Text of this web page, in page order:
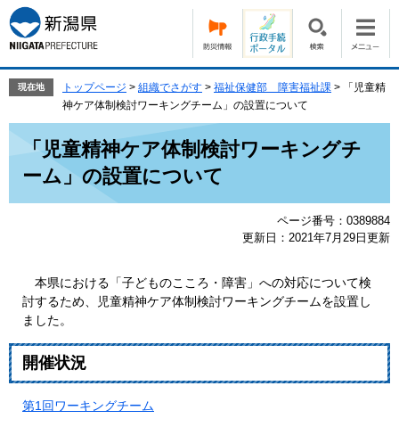
ー
ジ
の
で
ニ
ュ
ー
ば
現在地 トップページ > 組織でさがす > 福祉保健部 障害福祉課 >
「児童精
神ケア体制検討ワーキングチーム」の設置について
「児童精神ケア体制検討ワーキングチ
ーム」の設置について
ページ番号：0389884
更新日：2021年7月29日更新
本県における「子どものこころ・障害」への対応について検
討するため、児童精神ケア体制検討ワーキングチームを設置し
ました。
開催状況
第1回ワーキングチーム